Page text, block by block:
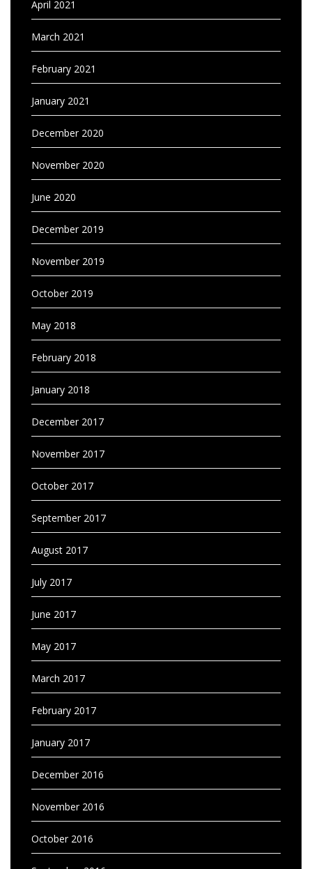
April 2021
March 2021
February 2021
January 2021
December 2020
November 2020
June 2020
December 2019
November 2019
October 2019
May 2018
February 2018
January 2018
December 2017
November 2017
October 2017
September 2017
August 2017
July 2017
June 2017
May 2017
March 2017
February 2017
January 2017
December 2016
November 2016
October 2016